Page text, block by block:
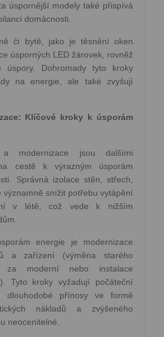
úspornější modely také přispívá
domácnosti.
či bytě, jako je těsnění oken
úsporných LED žárovek, rovněž
úspory. Dohromady tyto kroky
na energie, ale také zvyšují
Klíčové kroky k úsporám
modernizace jsou dalšími
cestě k výrazným úsporám
Správná izolace stěn, střech,
významně snížit potřebu vytápění
v létě, což vede k nižším
energie je modernizace
a zařízení (výměna starého
za moderní nebo instalace
Tyto kroky vyžadují počáteční
dlouhodobé přínosy ve formě
nákladů a zvýšeného
neocenitelné.